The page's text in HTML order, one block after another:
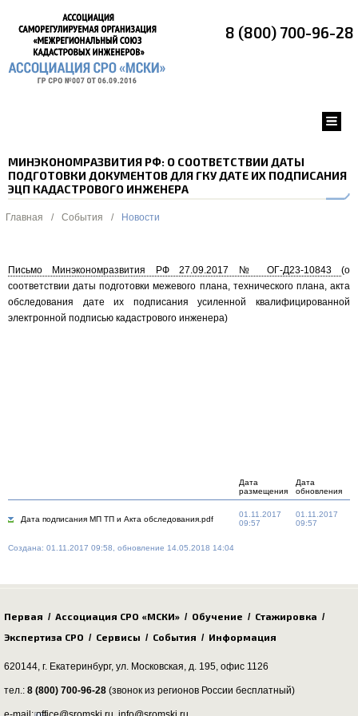
8 (800) 700-96-28
МИНЭКОНОМРАЗВИТИЯ РФ: О СООТВЕТСТВИИ ДАТЫ
ПОДГОТОВКИ ДОКУМЕНТОВ ДЛЯ ГКУ ДАТЕ ИХ ПОДПИСАНИЯ
ЭЦП КАДАСТРОВОГО ИНЖЕНЕРА
Главная / События / Новости
Письмо Минэкономразвития РФ 27.09.2017 № ОГ-Д23-10843 (о
соответствии даты подготовки межевого плана, технического плана, акта
обследования дате их подписания усиленной квалифицированной
электронной подписью кадастрового инженера)
Дата
размещения
Дата
обновления
Дата подписания МП ТП и Акта обследования.pdf
01.11.2017
09:57
01.11.2017
09:57
Создана: 01.11.2017 09:58, обновление 14.05.2018 14:04
Первая / Ассоциация СРО «МСКИ» / Обучение / Стажировка /
Экспертиза СРО / Сервисы / События / Информация
620144, г. Екатеринбург, ул. Московская, д. 195, офис 1126
тел.: 8 (800) 700-96-28 (звонок из регионов России бесплатный)